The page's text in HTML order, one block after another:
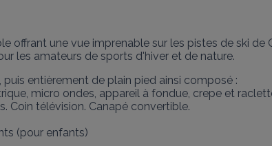
offrant une vue imprenable sur les pistes de ski de
les amateurs de sports d'hiver et de nature.
entièrement de plain pied ainsi composé :
micro ondes, appareil à fondue, crepe et
Coin télévision. Canapé convertible.
(pour enfants)